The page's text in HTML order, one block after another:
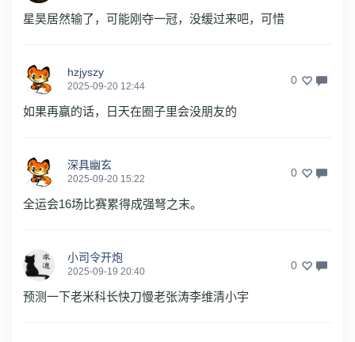
星昊居然输了，可能刚夺一冠，没缓过来吧，可惜
hzjyszy
2025-09-20 12:44 0
如果再赢的话，日天在圈子里会没朋友的
深具幽玄
2025-09-20 15:22 0
全运会16场比赛累得成强弩之末。
小司令开炮
2025-09-19 20:40 0
预测一下老米科长快刀慢老张涛李维清小宇